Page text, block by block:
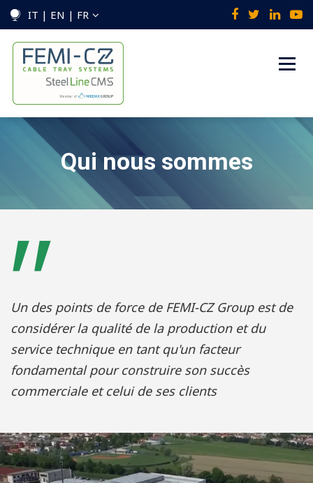
IT | EN | FR
Qui nous sommes
Un des points de force de FEMI-CZ Group est de
considérer la qualité de la production et du
service technique en tant qu'un facteur
fondamental pour construire son succès
commerciale et celui de ses clients